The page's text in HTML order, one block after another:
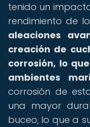
tenido un
rendimiento de
aleaciones
creación de
corrosión, lo
ambientes
corrosión de
una mayor
buceo, lo que a